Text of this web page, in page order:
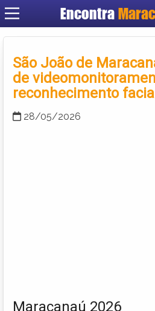
Encontra
Criar
São João de
de
reconhecimento facial
28/05/2026
Maracanaú 2026